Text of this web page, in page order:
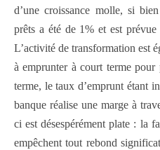
d’une croissance molle, si
prêts a été de 1% et est
L’activité de transformation est
à emprunter à court terme
terme, le taux d’emprunt étant
banque réalise une marge à
ci est désespérément plate : la
empêchent tout rebond